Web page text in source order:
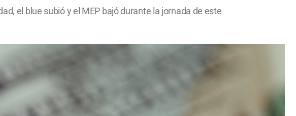
el blue subió y el MEP bajó durante la jornada de este